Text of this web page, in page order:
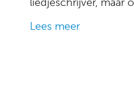
Lees meer